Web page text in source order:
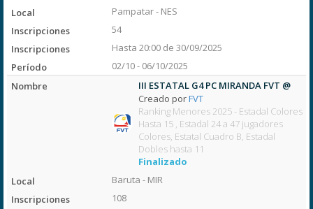
Pampatar - NES
54
Hasta 20:00 de 30/09/2025
02/10 - 06/10/2025
III ESTATAL G4 PC MIRANDA FVT @
Creado porFVT
Ranking Menores 2025 - Estadal Colores
Hasta 15 , Estadal 24 a 47 jugadores
Colores, Estatal Cuadro B, Estadal
Dobles hasta 11
Finalizado
Baruta - MIR
108